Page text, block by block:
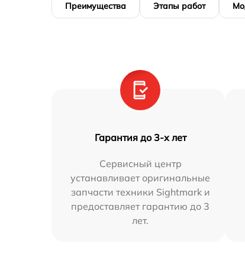
Преимущества Этапы работ
Гарантия до 3-х лет
Сервисный центр
устанавливает оригинальные
запчасти техники Sightmark и
предоставляет гарантию до 3
лет.